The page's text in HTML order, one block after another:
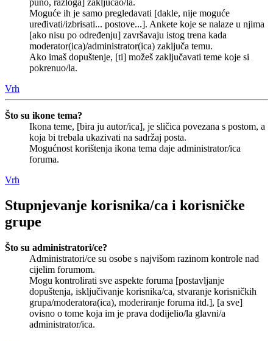
Moguće ih je samo pregledavati [dakle, nije moguće
uređivati/izbrisati... postove...]. Ankete koje se nalaze u njima
[ako nisu po određenju] završavaju istog trena kada
moderator(ica)/administrator(ica) zaključa temu.
Ako imaš dopuštenje, [ti] možeš zaključavati teme koje si
pokrenuo/la.
Vrh
Što su ikone tema?
Ikona teme, [bira ju autor/ica], je sličica povezana s postom, a
koja bi trebala ukazivati na sadržaj posta.
Mogućnost korištenja ikona tema daje administrator/ica
foruma.
Vrh
Stupnjevanje korisnika/ca i korisničke
grupe
Što su administratori/ce?
Administratori/ce su osobe s najvišom razinom kontrole nad
cijelim forumom.
Mogu kontrolirati sve aspekte foruma [postavljanje
dopuštenja, isključivanje korisnika/ca, stvaranje korisničkih
grupa/moderatora(ica), moderiranje foruma itd.], [a sve]
ovisno o tome koja im je prava dodijelio/la glavni/a
administrator/ica.